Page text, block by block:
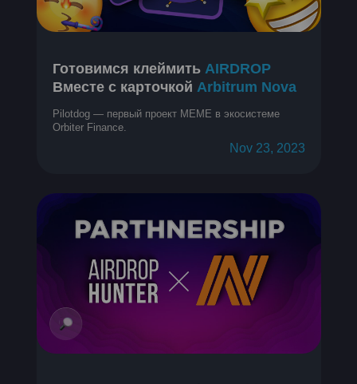
Готовимся клеймить AIRDROP
Вместе с карточкой Arbitrum Nova
Pilotdog — первый проект MEME в экосистеме
Orbiter Finance.
Nov 23, 2023